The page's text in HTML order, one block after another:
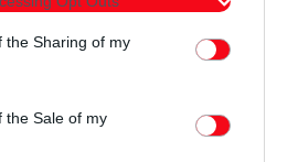
the Sharing of my
the Sale of my
4 ευρώ απλή μετάβαση. Επιστροφή
συναυλία διοργανώνεται από την
με την υποστήριξη του Δήμου Μαρωνείας-